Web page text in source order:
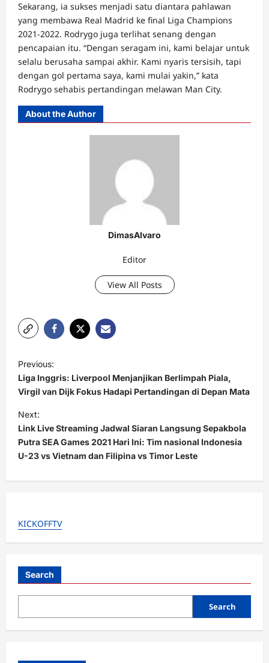
Sekarang, ia sukses menjadi satu diantara pahlawan
yang membawa Real Madrid ke final Liga Champions
2021-2022. Rodrygo juga terlihat senang dengan
pencapaian itu. “Dengan seragam ini, kami belajar untuk
selalu berusaha sampai akhir. Kami nyaris tersisih, tapi
dengan gol pertama saya, kami mulai yakin,” kata
Rodrygo sehabis pertandingan melawan Man City.
About the Author
DimasAlvaro
Editor
View All Posts
o
s
t
n
a
a
t
o
n
Previous:
Liga Inggris: Liverpool Menjanjikan Berlimpah Piala,
Virgil van Dijk Fokus Hadapi Pertandingan di Depan Mata
Next:
Link Live Streaming Jadwal Siaran Langsung Sepakbola
Putra SEA Games 2021 Hari Ini: Tim nasional Indonesia
U-23 vs Vietnam dan Filipina vs Timor Leste
KICKOFFTV
Search
Search